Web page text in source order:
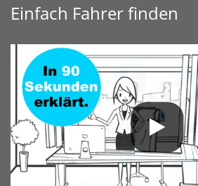
Einfach Fahrer finden